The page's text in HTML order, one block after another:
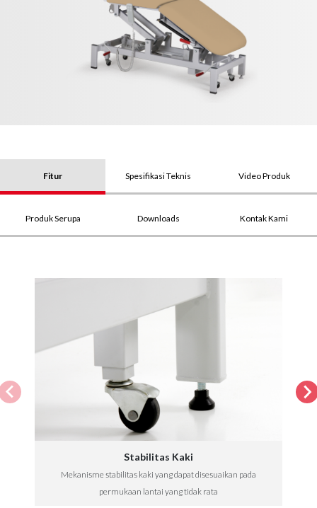
Fitur Spesifikasi Teknis Video Produk
Produk Serupa Downloads Kontak Kami
Stabilitas Kaki
Mekanisme stabilitas kaki yang dapat disesuaikan pada
permukaan lantai yang tidak rata